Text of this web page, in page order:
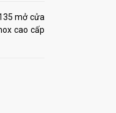
mở cửa
cao cấp